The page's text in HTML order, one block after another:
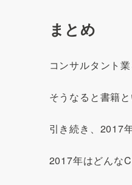
まとめ
コンサルタント
そうなると書籍
引き続き、2017
2017年はどんな